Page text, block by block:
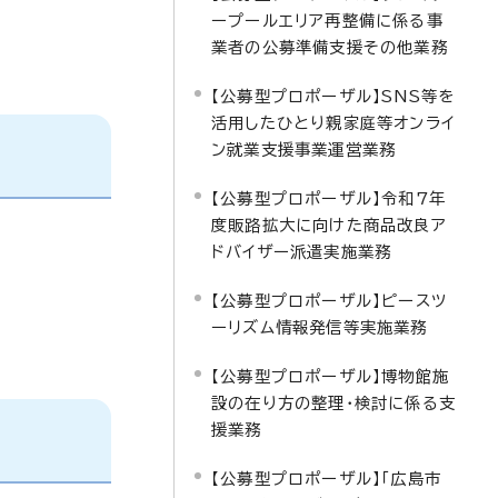
ープールエリア再整備に係る事
業者の公募準備支援その他業務
【公募型プロポーザル】SNS等を
活用したひとり親家庭等オンライ
ン就業支援事業運営業務
【公募型プロポーザル】令和7年
度販路拡大に向けた商品改良ア
ドバイザー派遣実施業務
【公募型プロポーザル】ピースツ
ーリズム情報発信等実施業務
【公募型プロポーザル】博物館施
設の在り方の整理・検討に係る支
援業務
【公募型プロポーザル】「広島市